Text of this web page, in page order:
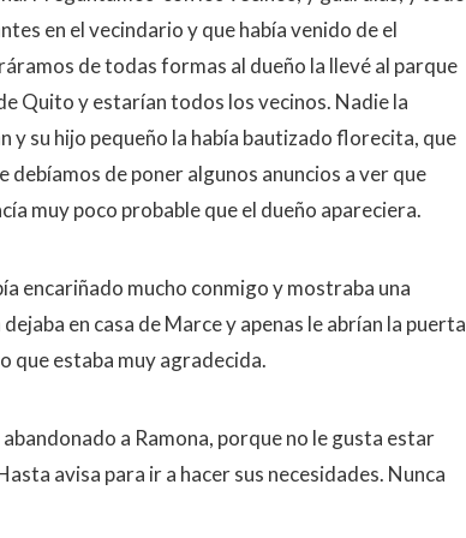
en el vecindario y que había venido de el
de todas formas al dueño la llevé al parque
Quito y estarían todos los vecinos. Nadie la
y su hijo pequeño la había bautizado florecita, que
debíamos de poner algunos anuncios a ver que
muy poco probable que el dueño apareciera.
encariñado mucho conmigo y mostraba una
en casa de Marce y apenas le abrían la puerta
que estaba muy agradecida.
a Ramona, porque no le gusta estar
avisa para ir a hacer sus necesidades. Nunca